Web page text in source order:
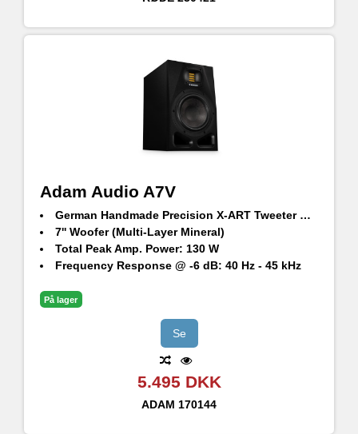
Adam Audio A7V
German Handmade Precision X-ART Tweeter with rotatable HPS waveguide
7'' Woofer (Multi-Layer Mineral)
Total Peak Amp. Power: 130 W
Frequency Response @ -6 dB: 40 Hz - 45 kHz
På lager
Se
5.495 DKK
ADAM 170144